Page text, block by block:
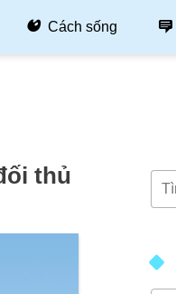
Cách sống
thủ